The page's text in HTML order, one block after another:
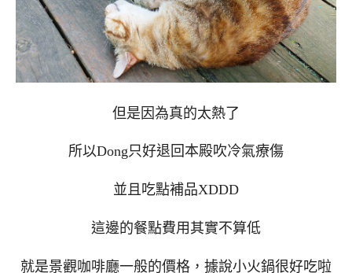
但是因為真的太熱了
所以Dong只好退回本殿吹冷氣療傷
並且吃點補品XDDD
這邊的餐點費用其實不算低
就是景觀咖啡廳一般的價格，據說小火鍋很好吃啦